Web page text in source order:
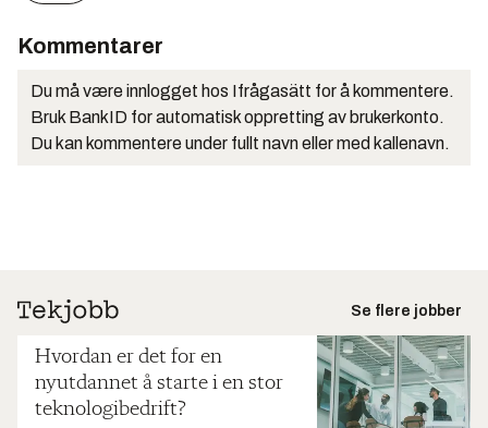
Kommentarer
Du må være innlogget hos Ifrågasätt for å kommentere.
Bruk BankID for automatisk oppretting av brukerkonto.
Du kan kommentere under fullt navn eller med kallenavn.
Se flere jobber
Hvordan er det for en
nyutdannet å starte i en stor
teknologibedrift?